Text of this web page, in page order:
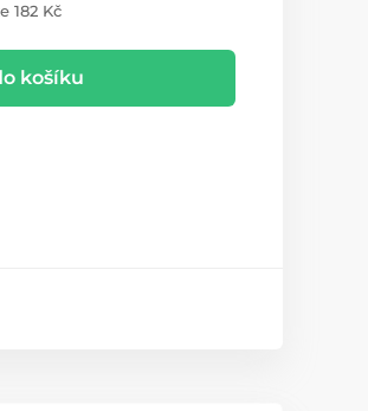
182 Kč
košíku